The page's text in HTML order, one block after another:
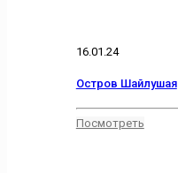
16.01.24
Остров Шайлушая
Посмотреть